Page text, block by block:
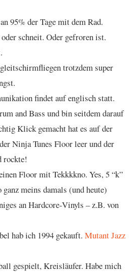
95% der Tage mit dem Rad.
schneit. Oder gefroren ist.
trotzdem super
findet auf englisch statt.
and Bass und bin seitdem darauf
Klick gemacht hat es auf der
Ninja Tunes Floor leer und der
rockte!
Floor mit Tekkkkno. Yes, 5 “k”
meins damals (und heute)
an Hardcore-Vinyls – z.B. von
hab ich 1994 gekauft. Mutant Jazz
gespielt, Kreisläufer. Habe mich